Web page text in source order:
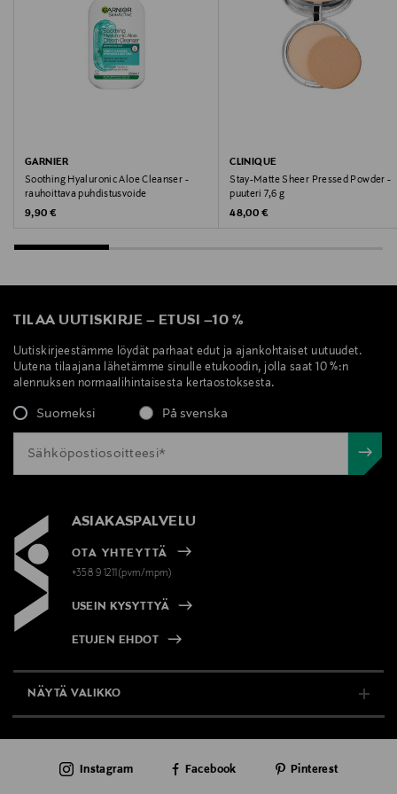
GARNIER
Soothing Hyaluronic Aloe Cleanser -
rauhoittava puhdistusvoide
Original Price
9,90 €
CLINIQUE
Stay-Matte Sheer Pressed Powder -
puuteri 7,6 g
Original Price
48,00 €
TILAA UUTISKIRJE – ETUSI –10 %
Uutiskirjeestämme löydät parhaat edut ja ajankohtaiset uutuudet.
Uutena tilaajana lähetämme sinulle etukoodin, jolla saat 10 %:n
alennuksen normaalihintaisesta kertaostoksesta.
Suomeksi På svenska
ASIAKASPALVELU
OTA YHTEYTTÄ
+358 9 1211(pvm/mpm)
USEIN KYSYTTYÄ
ETUJEN EHDOT
NÄYTÄ VALIKKO
AJANKOHTAISTA
Instagram Facebook Pinterest